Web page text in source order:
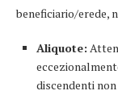
beneficiario/erede,
Aliquote:
discendenti